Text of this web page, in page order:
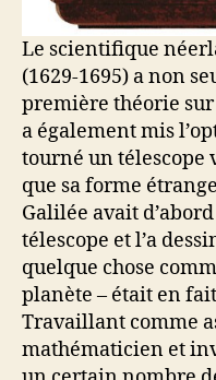
Le scientifique
(1629-1695) a non
première théorie
a également mis
tourné un télescope
que sa forme
Galilée avait
télescope et l’a
quelque chose
planète – était en
Travaillant comme
mathématicien et